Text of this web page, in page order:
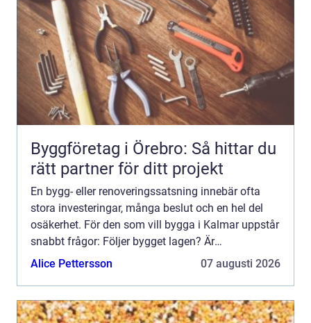
Byggföretag i Örebro: Så hittar du
rätt partner för ditt projekt
En bygg- eller renoveringssatsning innebär ofta
stora investeringar, många beslut och en hel del
osäkerhet. För den som vill bygga i Kalmar uppstår
snabbt frågor: Följer bygget lagen? Är
handlingarna kompletta? Vem ser till att
Alice Pettersson 07 augusti 2026